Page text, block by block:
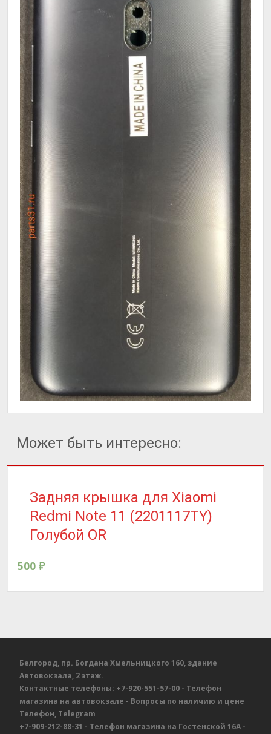
Может быть интересно:
Задняя крышка для Xiaomi
Redmi Note 11 (2201117TY)
Голубой OR
500 ₽
Белгород, пр. Богдана Хмельницкого 160, здание
Автовокзала, 2 этаж.
Контактные телефоны: +7-920-551-57-00 - Телефон
магазина на автовокзале - Вопросы по наличию и цене
Телефон, Telegram
+7-909-212-88-31 - Телефон магазина на Гостенской 16А -